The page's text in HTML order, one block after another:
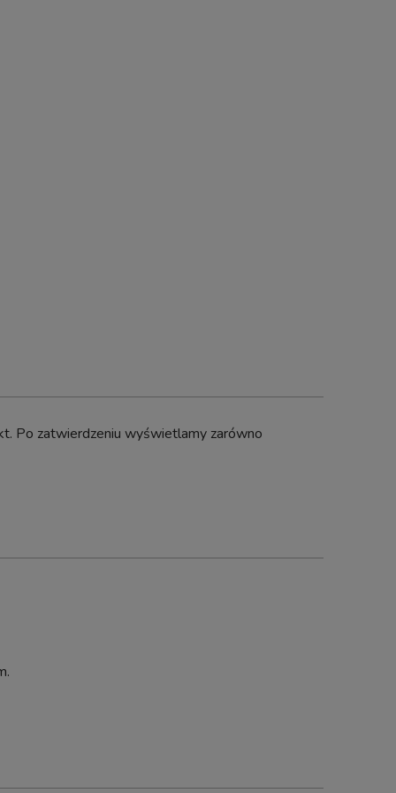
Po zatwierdzeniu wyświetlamy zarówno